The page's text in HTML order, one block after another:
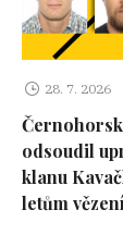
28. 7. 2026
odsoudil
klanu
letům vězení